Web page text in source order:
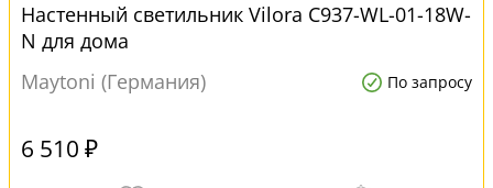
Настенный светильник Vilora C937-WL-01-18W-
N для дома
Maytoni (Германия)
По запросу
6 510 ₽